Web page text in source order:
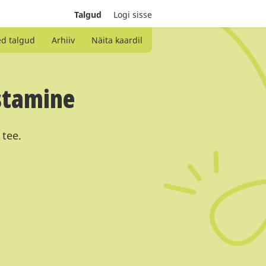
Talgud Logi sisse
talgud Arhiiv Näita kaardil